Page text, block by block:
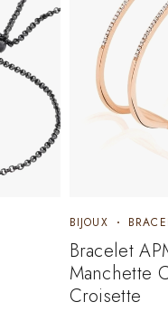
BIJOUX
Bracelet
Manchette
Croisette